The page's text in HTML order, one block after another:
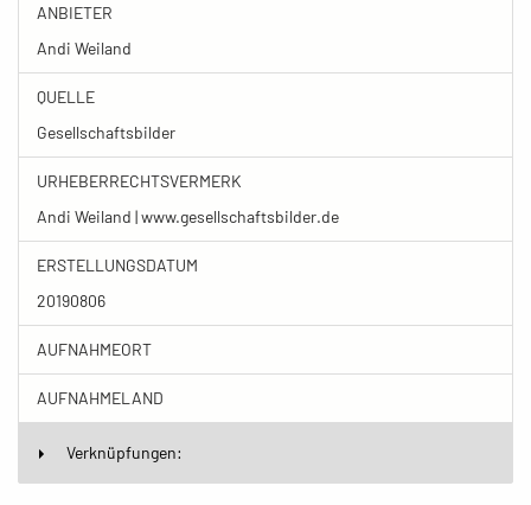
ANBIETER
Andi Weiland
QUELLE
Gesellschaftsbilder
URHEBERRECHTSVERMERK
Andi Weiland | www.gesellschaftsbilder.de
ERSTELLUNGSDATUM
20190806
AUFNAHMEORT
AUFNAHMELAND
Verknüpfungen: